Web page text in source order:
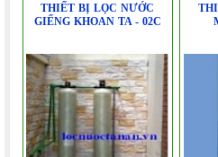
THIẾT BỊ LỌC NƯỚC
GIẾNG KHOAN TA - 02C